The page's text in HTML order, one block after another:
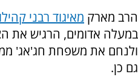
הרב מארק מאיגוד רבני
במעלה אדומים, הרגיש את
ולנחם את משפחת חג'אג'
גם כן.